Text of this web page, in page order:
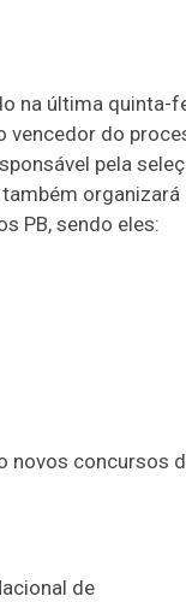
na última quinta-
vencedor do
pela
organizará
PB, sendo eles:
novos concursos
de